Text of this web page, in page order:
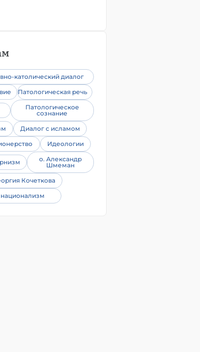
католический диалог
Патологическая речь
Патологическое
сознание
Диалог с исламом
Идеологии
о. Александр
Шмеман
Кочеткова